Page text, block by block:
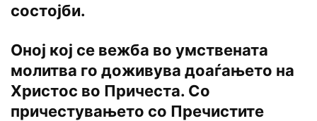
состојби.
Оној кој се вежба во умствената
молитва го доживува доаѓањето на
Христос во Причеста. Со
причестувањето со Пречистите